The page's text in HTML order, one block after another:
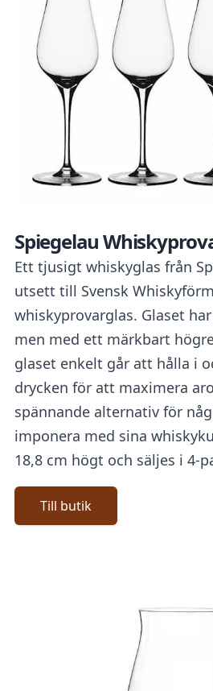
Spiegelau
Ett tjusigt whiskyglas från
utsett till Svensk
whiskyprovarglas. Glaset
men med ett märkbart
glaset enkelt går att hålla i
drycken för att maximera
spännande alternativ för
imponera med sina
18,8 cm högt och säljes i 4-
Till butik